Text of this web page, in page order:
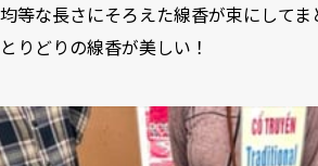
均等な長さにそろえた線香が束にして
とりどりの線香が美しい！